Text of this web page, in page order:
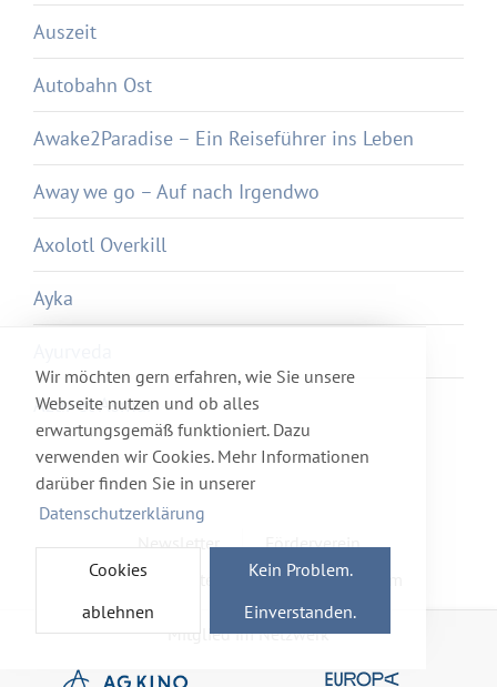
Wir möchten gern erfahren, wie Sie unsere
Webseite nutzen und ob alles
erwartungsgemäß funktioniert. Dazu
verwenden wir Cookies. Mehr Informationen
darüber finden Sie in unserer
Datenschutzerklärung
Cookies
ablehnen
Kein Problem.
Einverstanden.
Auszeit
Autobahn Ost
Awake2Paradise – Ein Reiseführer ins Leben
Away we go – Auf nach Irgendwo
Axolotl Overkill
Ayka
Azur et Asmar
Newsletter
Förderverein
Haftung & Datenschutz
Impressum
Mitglied im Netzwerk